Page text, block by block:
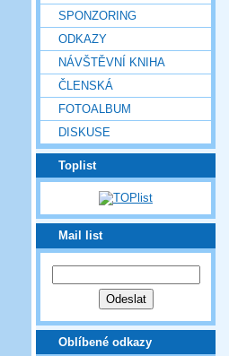
SPONZORING
ODKAZY
NÁVŠTĚVNÍ KNIHA
ČLENSKÁ
FOTOALBUM
DISKUSE
Toplist
Mail list
Oblíbené odkazy